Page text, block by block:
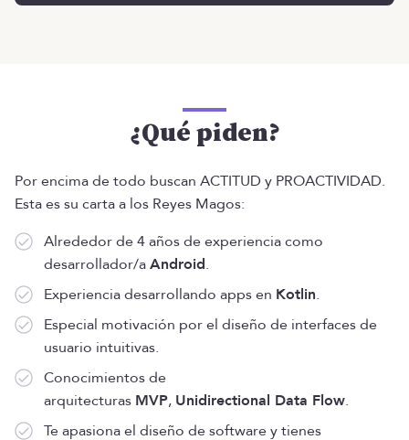
¿Qué piden?
Por encima de todo buscan ACTITUD y PROACTIVIDAD.
Esta es su carta a los Reyes Magos:
Alrededor de 4 años de experiencia como
desarrollador/aAndroid.
Experiencia desarrollando apps en Kotlin.
Especial motivación por el diseño de interfaces de
usuario intuitivas.
Conocimientos de
arquitecturas MVP, Unidirectional Data Flow.
Te apasiona el diseño de software y tienes